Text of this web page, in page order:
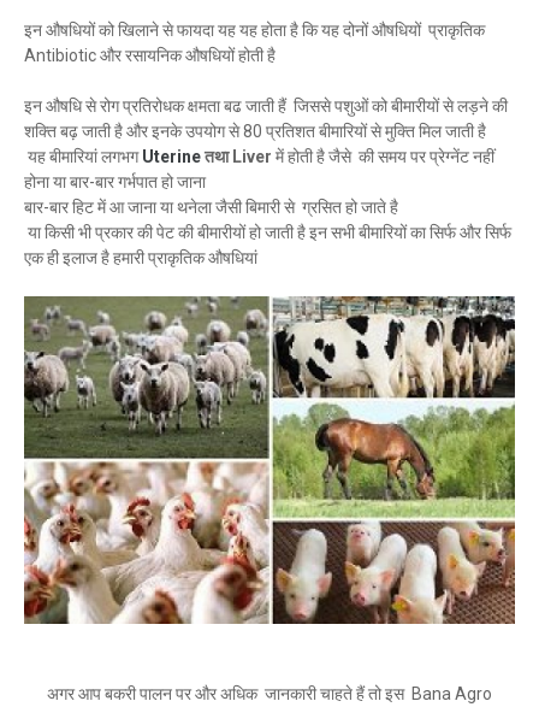
इन औषधियों को खिलाने से फायदा यह यह होता है कि यह दोनों औषधियों प्राकृतिक
Antibiotic और रसायनिक औषधियों होती है
इन औषधि से रोग प्रतिरोधक क्षमता बढ जाती हैं जिससे पशुओं को बीमारीयों से लड़ने की
शक्ति बढ़ जाती है और इनके उपयोग से 80 प्रतिशत बीमारियों से मुक्ति मिल जाती है
यह बीमारियां लगभगUterineतथा Liver में होती है जैसे की समय पर प्रेग्नेंट नहीं
होना या बार-बार गर्भपात हो जाना
बार-बार हिट में आ जाना या थनेला जैसी बिमारी से ग्रसित हो जाते है
या किसी भी प्रकार की पेट की बीमारीयों हो जाती है इन सभी बीमारियों का सिर्फ और सिर्फ
एक ही इलाज है हमारी प्राकृतिक औषधियां
अगर आप बकरी पालन पर और अधिक जानकारी चाहते हैं तो इस Bana Agro